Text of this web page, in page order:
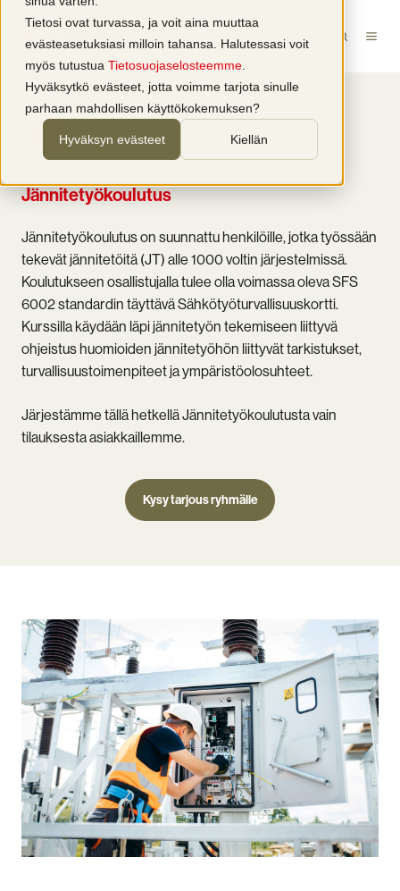
Tietosi ovat turvassa, ja voit aina muuttaa
evästeasetuksiasi milloin tahansa. Halutessasi voit
myös tutustua Tietosuojaselosteemme
Hyväksytkö evästeet, jotta voimme tarjota sinulle
parhaan mahdollisen käyttökokemuksen?
Hyväksyn evästeet Kiellän
RYHMÄKOULUTUS
Jännitetyökoulutus
Jännitetyökoulutus on suunnattu henkilöille, jotka työssään
tekevät jännitetöitä (JT) alle 1000 voltin järjestelmissä.
Koulutukseen osallistujalla tulee olla voimassa oleva SFS
6002 standardin täyttävä Sähkötyöturvallisuuskortti.
Kurssilla käydään läpi jännitetyön tekemiseen liittyvä
ohjeistus huomioiden jännitetyöhön liittyvät tarkistukset,
turvallisuustoimenpiteet ja ympäristöolosuhteet.
Järjestämme tällä hetkellä Jännitetyökoulutusta vain
tilauksesta asiakkaillemme.
Kysy tarjous ryhmälle